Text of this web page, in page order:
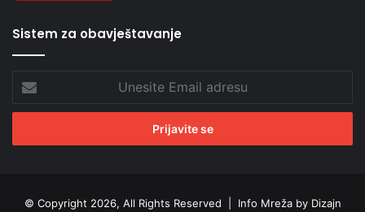
Sistem za obavještavanje
Email
adresu
© Copyright 2026, All Rights Reserved | Info Mreža by Dizajn